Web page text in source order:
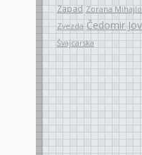
Zapad Zorana
Zvezda Čedomir
Švajcarska